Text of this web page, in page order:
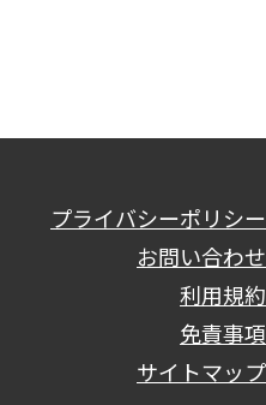
プライバシーポリシー
お問い合わせ
利用規約
免責事項
サイトマップ